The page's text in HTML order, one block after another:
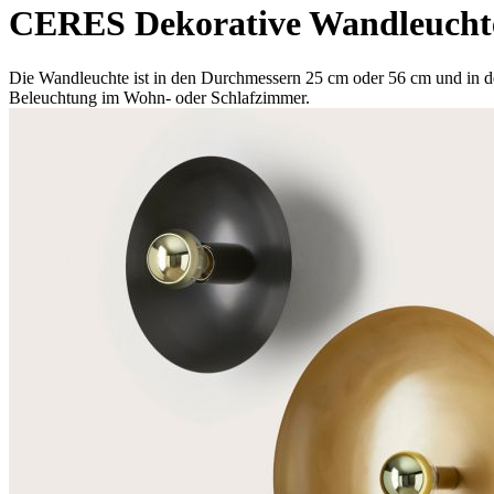
CERES Dekorative
Die Wandleuchte ist in den Durchmessern 25 cm oder 56 cm und
Beleuchtung im Wohn- oder Schlafzimmer.